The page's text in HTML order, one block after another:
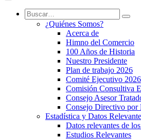
¿Quiénes Somos?
Acerca de
Himno del Comercio
100 Años de Historia
Nuestro Presidente
Plan de trabajo 2026
Comité Ejecutivo 2026
Comisión Consultiva
Consejo Asesor
Consejo Directivo por
Estadística y Datos
Datos relevantes de
Estudios Relevantes